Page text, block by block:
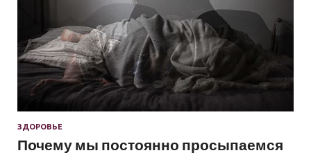
ЗДОРОВЬЕ
Почему мы постоянно просыпаемся